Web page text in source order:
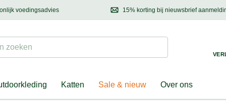
& eigenaar 15% korting bij nieuwsbrief
Ontdek nieuwtjes,
voedingsadvies
Mailons met uw vragen, onze voedingsdeskundige adviseert u graag!
Suchen
Katten Sale & nieuw Over ons